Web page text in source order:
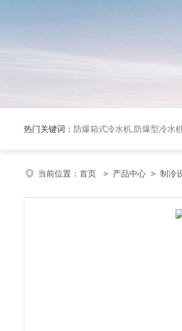
热门关键词： 防爆箱式冷水机,防爆型冷水
当前位置： 首页 > 产品中心 > 制冷